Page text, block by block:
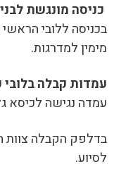
כניסה מונגשת
בכניסה ללובי
מימין למדרגות.
עמדות קבלה בלובי
עמדה נגישה לכיסא
בדלפק הקבלה צוות
לסיוע.